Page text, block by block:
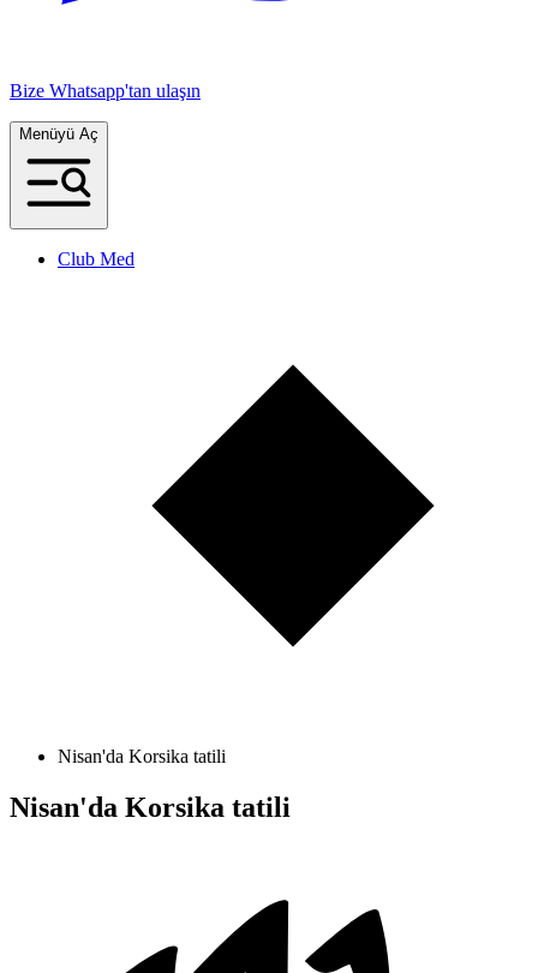
Bize Whatsapp'tan ulaşın
Menüyü Aç
Club Med
Nisan'da Korsika tatili
Nisan'da Korsika tatili